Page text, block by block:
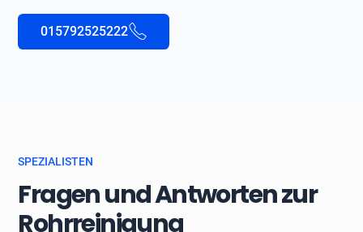
015792525222
SPEZIALISTEN
Fragen und Antworten zur
Rohrreinigung